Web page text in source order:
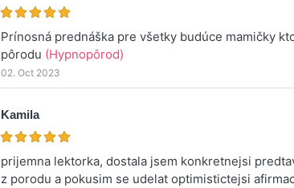
Prínosná prednáška pre všetky budúce mamičky
pôrodu (Hypnopôrod)
02. Oct 2023
Kamila
prijemna lektorka, dostala jsem konkretnejsi
z porodu a pokusim se udelat optimistictejsi